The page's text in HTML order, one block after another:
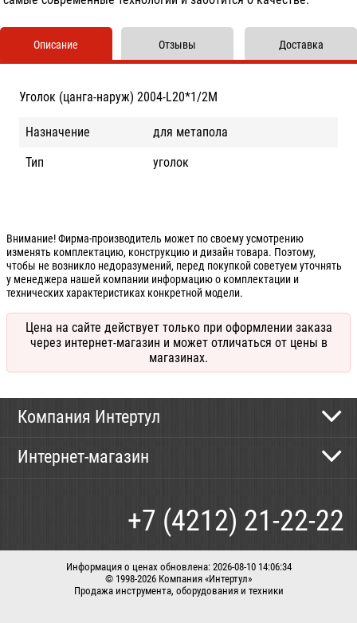
Описание
Уголок (цанга-наруж) 2004-L20*1/2М
Назначение
для метапола
Тип
уголок
Отзывы Доставка
Внимание! Фирма-производитель может по своему усмотрению
изменять комплектацию, конструкцию и дизайн товара. Поэтому,
чтобы не возникло недоразумений, перед покупкой советуем уточнять
у менеджера нашей компании информацию о комплектации и
технических характеристиках конкретной модели.
Цена на сайте действует только при оформлении заказа
через интернет-магазин и может отличаться от цены в
магазинах.
Компания Интертул
Новости
Интернет-магазин
Доставка
+7 (4212) 21-22-22
Информация о ценах обновлена: 2026-08-10 14:06:34
© 1998-2026 Компания «Интертул»
Продажа инструмента, оборудования и техники